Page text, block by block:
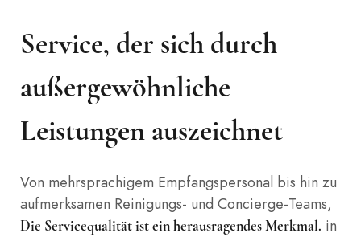
Service, der sich durch
außergewöhnliche
Leistungen auszeichnet
Von mehrsprachigem Empfangspersonal bis hin zu
aufmerksamen Reinigungs- und Concierge-Teams,
Die Servicequalität ist ein herausragendes Merkmal. in